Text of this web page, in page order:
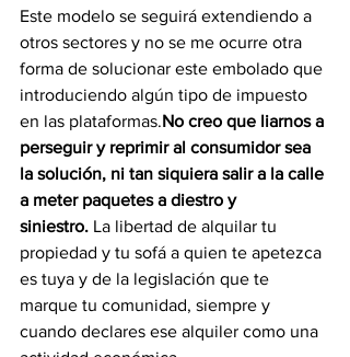
Este modelo se seguirá extendiendo a
otros sectores y no se me ocurre otra
forma de solucionar este embolado que
introduciendo algún tipo de impuesto
en las plataformas.No creo que liarnos a
perseguir y reprimir al consumidor sea
la solución, ni tan siquiera salir a la calle
a meter paquetes a diestro y
siniestro. La libertad de alquilar tu
propiedad y tu sofá a quien te apetezca
es tuya y de la legislación que te
marque tu comunidad, siempre y
cuando declares ese alquiler como una